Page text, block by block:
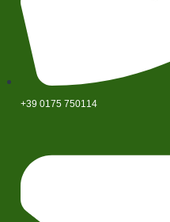
+39 0175 750114